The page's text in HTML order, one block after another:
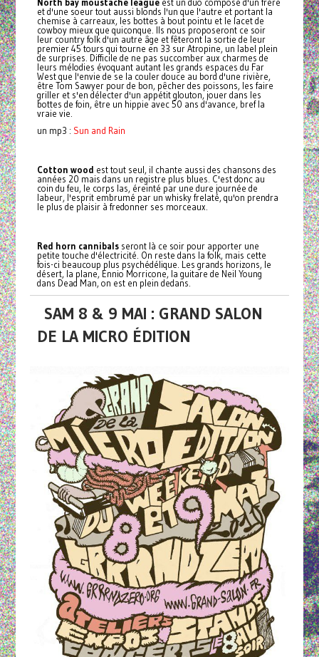
North bay moustache leagueest un duo composé d'un frère
et d'une soeur tout aussi blonds l'un que l'autre et portant la
chemise à carreaux, les bottes à bout pointu et le lacet de
cowboy mieux que quiconque. Ils nous proposeront ce soir
leur country folk d'un autre âge et fêteront la sortie de leur
premier 45 tours qui tourne en 33 sur Atropine, un label plein
de surprises. Difficile de ne pas succomber aux charmes de
leurs mélodies évoquant autant les grands espaces du Far
West que l'envie de se la couler douce au bord d'une rivière,
être Tom Sawyer pour de bon, pêcher des poissons, les faire
griller et s'en délecter d'un appétit glouton, jouer dans les
bottes de foin, être un hippie avec 50 ans d'avance, bref la
vraie vie.
un mp3 : Sun and Rain
Cotton wood est tout seul, il chante aussi des chansons des
années 20 mais dans un registre plus blues. C'est donc au
coin du feu, le corps las, éreinté par une dure journée de
labeur, l'esprit embrumé par un whisky frelaté, qu'on prendra
le plus de plaisir à fredonner ses morceaux.
Red horn cannibalsseront là ce soir pour apporter une
petite touche d'électricité. On reste dans la folk, mais cette
fois-ci beaucoup plus psychédélique. Les grands horizons, le
désert, la plane, Ennio Morricone, la guitare de Neil Young
dans Dead Man, on est en plein dedans.
SAM 8 & 9 MAI : GRAND SALON
DE LA MICRO ÉDITION